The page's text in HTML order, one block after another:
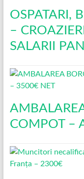
OSPATARI,
–
SALARII
COMPOT –